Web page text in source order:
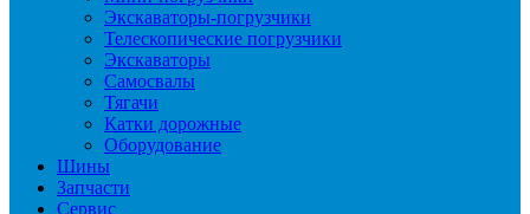
Экскаваторы-погрузчики
Телескопические погрузчики
Экскаваторы
Самосвалы
Тягачи
Катки дорожные
Оборудование
Шины
Запчасти
Сервис